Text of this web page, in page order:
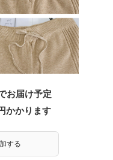
お届け予定
かかります
する